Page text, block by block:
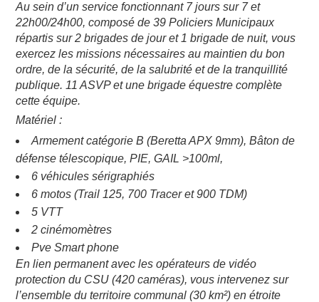
Au sein d’un service fonctionnant 7 jours sur 7 et
22h00/24h00, composé de 39 Policiers Municipaux
répartis sur 2 brigades de jour et 1 brigade de nuit, vous
exercez les missions nécessaires au maintien du bon
ordre, de la sécurité, de la salubrité et de la tranquillité
publique. 11 ASVP et une brigade équestre complète
cette équipe.
Matériel :
Armement catégorie B (Beretta APX 9mm), Bâton de
défense télescopique, PIE, GAIL >100ml,
6 véhicules sérigraphiés
6 motos (Trail 125, 700 Tracer et 900 TDM)
5 VTT
2 cinémomètres
Pve Smart phone
En lien permanent avec les opérateurs de vidéo
protection du CSU (420 caméras), vous intervenez sur
l’ensemble du territoire communal (30 km²) en étroite